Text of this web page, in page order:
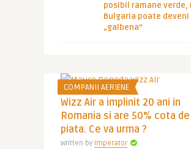
posibil ramane verde,
Bulgaria poate deveni
„galbena”
COMPANII AERIENE
Wizz Air a implinit 20 ani in
Romania si are 50% cota de
piata. Ce va urma ?
Written by Imperator